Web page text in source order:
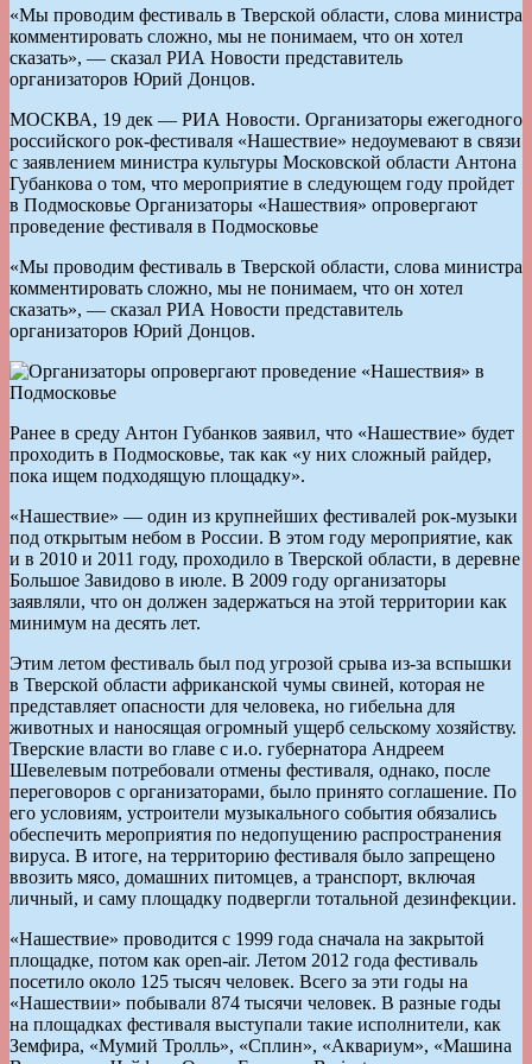
«Мы проводим фестиваль в Тверской области, слова министра
комментировать сложно, мы не понимаем, что он хотел
сказать», — сказал РИА Новости представитель
организаторов Юрий Донцов.
МОСКВА, 19 дек — РИА Новости. Организаторы ежегодного
российского рок-фестиваля «Нашествие» недоумевают в связи
с заявлением министра культуры Московской области Антона
Губанкова о том, что мероприятие в следующем году пройдет
в Подмосковье Организаторы «Нашествия» опровергают
проведение фестиваля в Подмосковье
«Мы проводим фестиваль в Тверской области, слова министра
комментировать сложно, мы не понимаем, что он хотел
сказать», — сказал РИА Новости представитель
организаторов Юрий Донцов.
Ранее в среду Антон Губанков заявил, что «Нашествие» будет
проходить в Подмосковье, так как «у них сложный райдер,
пока ищем подходящую площадку».
«Нашествие» — один из крупнейших фестивалей рок-музыки
под открытым небом в России. В этом году мероприятие, как
и в 2010 и 2011 году, проходило в Тверской области, в деревне
Большое Завидово в июле. В 2009 году организаторы
заявляли, что он должен задержаться на этой территории как
минимум на десять лет.
Этим летом фестиваль был под угрозой срыва из-за вспышки
в Тверской области африканской чумы свиней, которая не
представляет опасности для человека, но гибельна для
животных и наносящая огромный ущерб сельскому хозяйству.
Тверские власти во главе с и.о. губернатора Андреем
Шевелевым потребовали отмены фестиваля, однако, после
переговоров с организаторами, было принято соглашение. По
его условиям, устроители музыкального события обязались
обеспечить мероприятия по недопущению распространения
вируса. В итоге, на территорию фестиваля было запрещено
ввозить мясо, домашних питомцев, а транспорт, включая
личный, и саму площадку подвергли тотальной дезинфекции.
«Нашествие» проводится с 1999 года сначала на закрытой
площадке, потом как open-air. Летом 2012 года фестиваль
посетило около 125 тысяч человек. Всего за эти годы на
«Нашествии» побывали 874 тысячи человек. В разные годы
на площадках фестиваля выступали такие исполнители, как
Земфира, «Мумий Тролль», «Сплин», «Аквариум», «Машина